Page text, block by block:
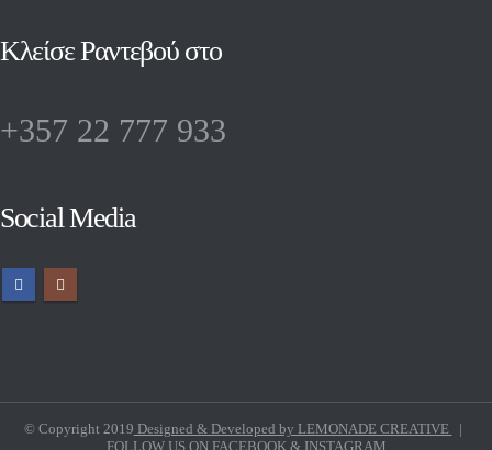
Κλείσε Ραντεβού στο
+357 22 777 933
Social Media
© Copyright 2019 Designed & Developed by LEMONADE CREATIVE
|
FOLLOW US ON FACEBOOK & INSTAGRAM